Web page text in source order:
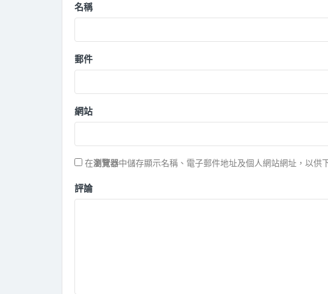
名稱
郵件
網站
在瀏覽器中儲存顯示名稱、電子郵件地址及個人網站網址，以供
評論